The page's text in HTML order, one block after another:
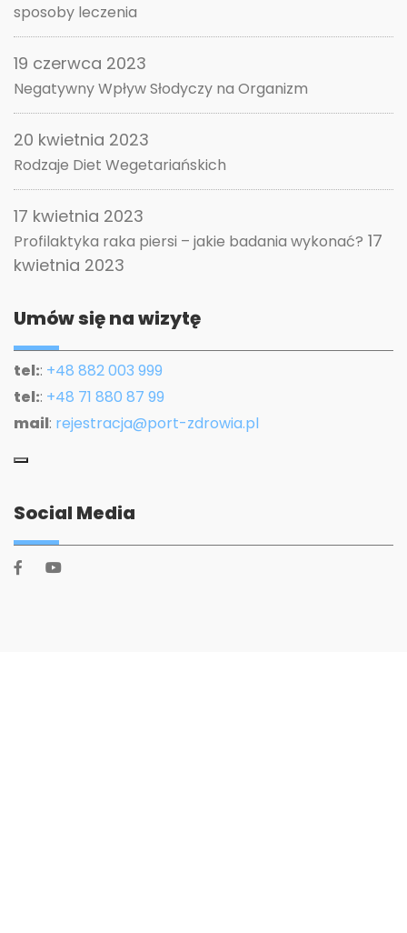
sposoby leczenia
19 czerwca 2023
Negatywny Wpływ Słodyczy na Organizm
20 kwietnia 2023
Rodzaje Diet Wegetariańskich
17 kwietnia 2023
Profilaktyka raka piersi – jakie badania wykonać? 17
kwietnia 2023
Umów się na wizytę
tel:: +48 882 003 999
tel:: +48 71 880 87 99
mail: rejestracja@port-zdrowia.pl
Social Media